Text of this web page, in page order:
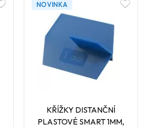
NOVINKA
KŘÍŽKY DISTANČNÍ
PLASTOVÉ SMART 1MM,